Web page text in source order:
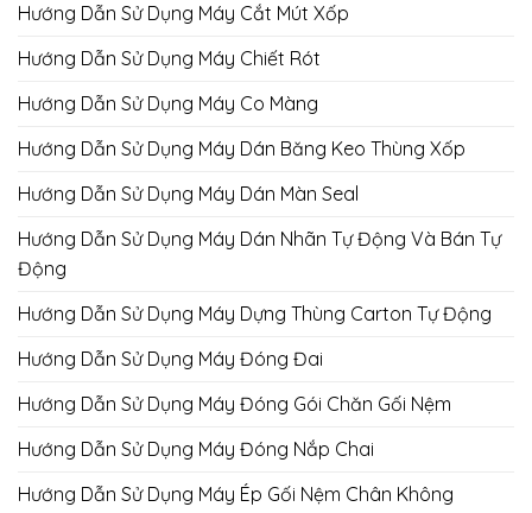
Hướng Dẫn Sử Dụng Máy Cắt Mút Xốp
Hướng Dẫn Sử Dụng Máy Chiết Rót
Hướng Dẫn Sử Dụng Máy Co Màng
Hướng Dẫn Sử Dụng Máy Dán Băng Keo Thùng Xốp
Hướng Dẫn Sử Dụng Máy Dán Màn Seal
Hướng Dẫn Sử Dụng Máy Dán Nhãn Tự Động Và Bán Tự
Động
Hướng Dẫn Sử Dụng Máy Dựng Thùng Carton Tự Động
Hướng Dẫn Sử Dụng Máy Đóng Đai
Hướng Dẫn Sử Dụng Máy Đóng Gói Chăn Gối Nệm
Hướng Dẫn Sử Dụng Máy Đóng Nắp Chai
Hướng Dẫn Sử Dụng Máy Ép Gối Nệm Chân Không